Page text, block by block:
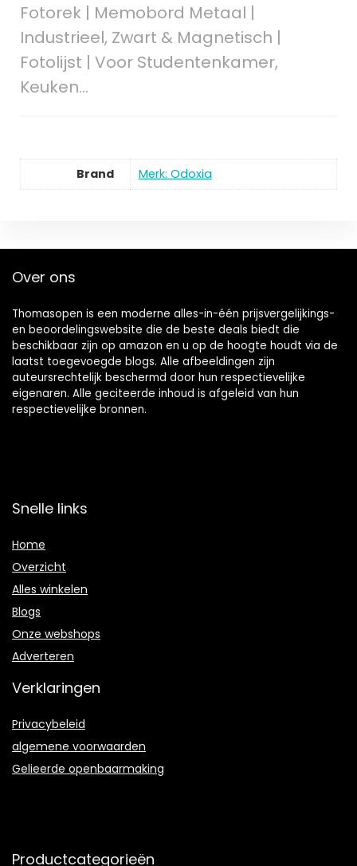
Fotorek | Memobord Metaal |
Industrieel, Zwart & Magnetisch |
Fotolijst | Voor Studentenkamer,
Keuken…
Brand Merk: Odoxia
Over ons
Thomasopen is een moderne alles-in-één prijsvergelijkings-
en beoordelingswebsite die de beste deals biedt die
beschikbaar zijn op amazon en u op de hoogte houdt via de
laatst toegevoegde blogs. Alle afbeeldingen zijn
auteursrechtelijk beschermd door hun respectievelijke
eigenaren. Alle geciteerde inhoud is afgeleid van hun
respectievelijke bronnen.
Snelle links
Home
Overzicht
Alles winkelen
Blogs
Onze webshops
Adverteren
Verklaringen
Privacybeleid
algemene voorwaarden
Gelieerde openbaarmaking
Productcategorieën